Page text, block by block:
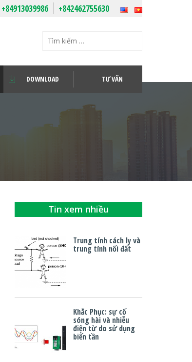
+84913039986 +842462755630
DOWNLOAD TƯ VẤN
Tin xem nhiều
Trung tính cách ly và
trung tính nối đất
Khắc Phục: sự cố
sóng hài và nhiễu
điện từ do sử dụng
biến tần